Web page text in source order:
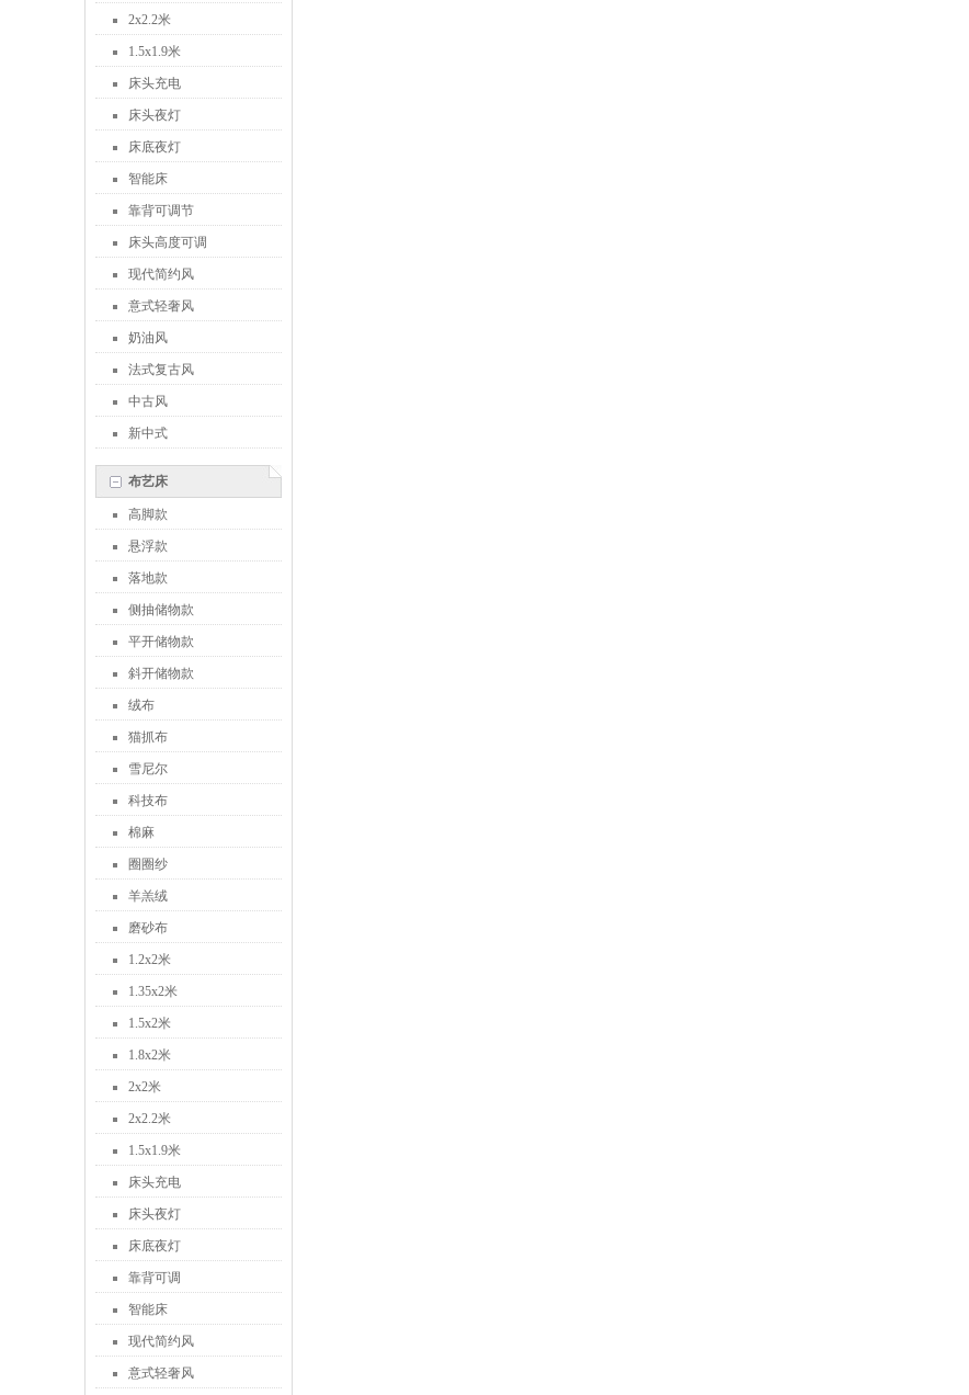
2x2.2米
1.5x1.9米
床头充电
床头夜灯
床底夜灯
智能床
靠背可调节
床头高度可调
现代简约风
意式轻奢风
奶油风
法式复古风
中古风
新中式
布艺床
高脚款
悬浮款
落地款
侧抽储物款
平开储物款
斜开储物款
绒布
猫抓布
雪尼尔
科技布
棉麻
圈圈纱
羊羔绒
磨砂布
1.2x2米
1.35x2米
1.5x2米
1.8x2米
2x2米
2x2.2米
1.5x1.9米
床头充电
床头夜灯
床底夜灯
靠背可调
智能床
现代简约风
意式轻奢风